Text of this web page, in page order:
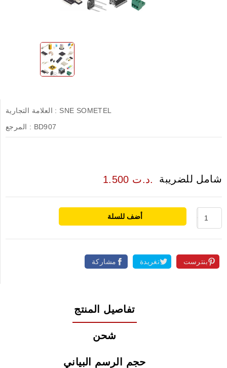
العلامة التجارية : SNE SOMETEL
المرجع : BD907
1.500 د.ت. شامل للضريبة
أضف للسلة
مشاركة تغريدة بنترست
تفاصيل المنتج
شحن
حجم الرسم البياني